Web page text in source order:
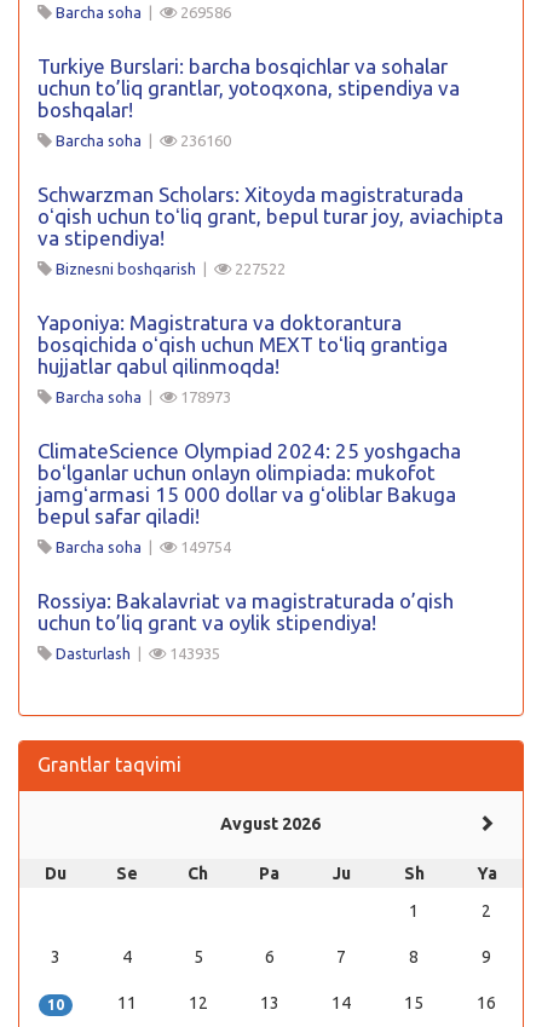
Barcha soha 269586
Turkiye Burslari: barcha bosqichlar va sohalar
uchun to’liq grantlar, yotoqxona, stipendiya va
boshqalar!
Barcha soha 236160
Schwarzman Scholars: Xitoyda magistraturada
oʻqish uchun toʻliq grant, bepul turar joy, aviachipta
va stipendiya!
Biznesni boshqarish 227522
Yaponiya: Magistratura va doktorantura
bosqichida oʻqish uchun MEXT toʻliq grantiga
hujjatlar qabul qilinmoqda!
Barcha soha 178973
ClimateScience Olympiad 2024: 25 yoshgacha
boʻlganlar uchun onlayn olimpiada: mukofot
jamgʻarmasi 15 000 dollar va gʻoliblar Bakuga
bepul safar qiladi!
Barcha soha 149754
Rossiya: Bakalavriat va magistraturada o’qish
uchun to’liq grant va oylik stipendiya!
Dasturlash 143935
Grantlar taqvimi
Avgust 2026
Du Se Ch Pa Ju Sh
Ya
1
2
3 4 5 6 7 8 9
10 11 12 13 14 15 16